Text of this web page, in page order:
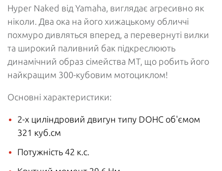
Hyper Naked від Yamaha, виглядає агресивно як
ніколи. Два ока на його хижацькому обличчі
похмуро дивляться вперед, а перевернуті вилки
та широкий паливний бак підкреслюють
динамічний образ сімейства MT, що робить його
найкращим 300-кубовим мотоциклом!
Основні характеристики:
2-х циліндровий двигун типу DOHC об'ємом
321 куб.см
Потужність 42 к.с.